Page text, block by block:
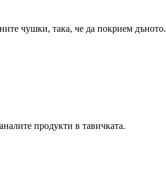
чушки, така, че да покрием дъното.
продукти в тавичката.